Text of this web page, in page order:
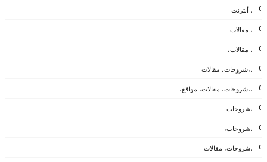
، أنترنت
، مقالات
، مقالات،
،،شروحات، مقالات
،،شروحات، مقالات، مواقع،
،شروحات
،شروحات،
،شروحات، مقالات